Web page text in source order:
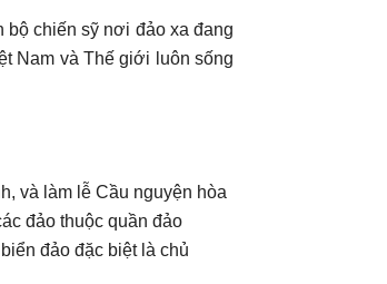
chiến sỹ nơi đảo xa đang
Nam và Thế giới luôn sống
và làm lễ Cầu nguyện hòa
đảo thuộc quần đảo
đảo đặc biệt là chủ